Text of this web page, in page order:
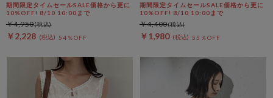
期間限定タイムセールSALE価格から更に
10%OFF! 8/10 10:00まで
￥2,228 54％OFF
￥4,950
期間限定タイムセールSALE価格から更に
10%OFF! 8/10 10:00まで
￥1,980 55％OFF
￥4,400